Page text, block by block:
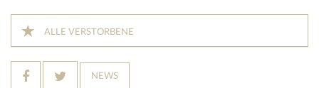
ALLE VERSTORBENE
NEWS